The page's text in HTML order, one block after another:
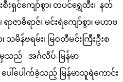
စီးရှင်ကျော်စွာ၊ တပင်ရွှေထီး၊ နတ်
ဇာဓိရာဇ်၊ မင်းရဲကျော်စွာ၊ မဟာဗ
သမိန်ဗရမ်း၊ မြဝတီမင်းကြီးဦးစ
မှသည် အင်္ဂလိပ်-မြန်မာ
ေါ်ပေါက်ခဲ့သည့် မြန်မာသူရဲကောင်း